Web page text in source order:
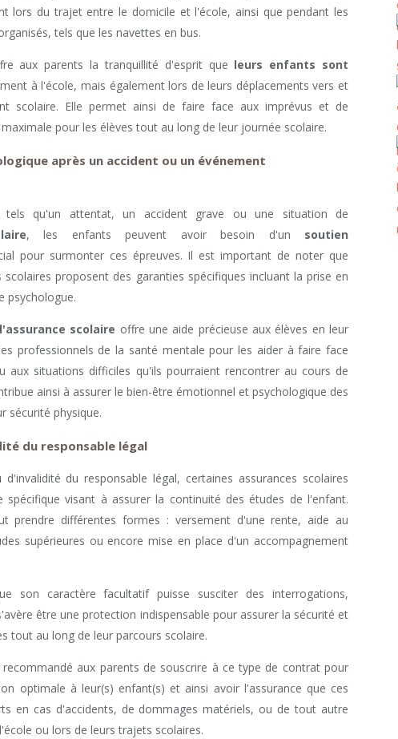
lors du trajet entre le domicile et l'école, ainsi que pendant les
tels que les navettes en bus.
aux parents la tranquillité d'esprit que leurs enfants sont
à l'école, mais également lors de leurs déplacements vers et
scolaire. Elle permet ainsi de faire face aux imprévus et de
pour les élèves tout au long de leur journée scolaire.
après un accident ou un événement
tels qu'un attentat, un accident grave ou une situation de
, les enfants peuvent avoir besoin d'un soutien
pour surmonter ces épreuves. Il est important de noter que
scolaires proposent des garanties spécifiques incluant la prise en
psychologue.
l'assurance scolaire offre une aide précieuse aux élèves en leur
professionnels de la santé mentale pour les aider à faire face
aux situations difficiles qu'ils pourraient rencontrer au cours de
ainsi à assurer le bien-être émotionnel et psychologique des
sécurité physique.
du responsable légal
du responsable légal, certaines assurances scolaires
spécifique visant à assurer la continuité des études de l'enfant.
prendre différentes formes : versement d'une rente, aide au
supérieures ou encore mise en place d'un accompagnement
son caractère facultatif puisse susciter des interrogations,
être une protection indispensable pour assurer la sécurité et
tout au long de leur parcours scolaire.
aux parents de souscrire à ce type de contrat pour
optimale à leur(s) enfant(s) et ainsi avoir l'assurance que ces
en cas d'accidents, de dommages matériels, ou de tout autre
ou lors de leurs trajets scolaires.